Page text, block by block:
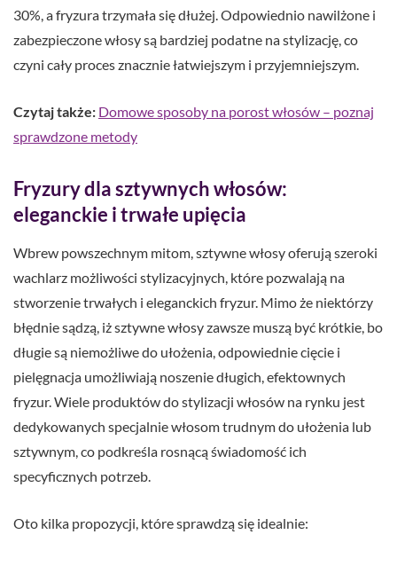
30%, a fryzura trzymała się dłużej. Odpowiednio nawilżone i
zabezpieczone włosy są bardziej podatne na stylizację, co
czyni cały proces znacznie łatwiejszym i przyjemniejszym.
Czytaj także: Domowe sposoby na porost włosów – poznaj
sprawdzone metody
Fryzury dla sztywnych włosów:
eleganckie i trwałe upięcia
Wbrew powszechnym mitom, sztywne włosy oferują szeroki
wachlarz możliwości stylizacyjnych, które pozwalają na
stworzenie trwałych i eleganckich fryzur. Mimo że niektórzy
błędnie sądzą, iż sztywne włosy zawsze muszą być krótkie, bo
długie są niemożliwe do ułożenia, odpowiednie cięcie i
pielęgnacja umożliwiają noszenie długich, efektownych
fryzur. Wiele produktów do stylizacji włosów na rynku jest
dedykowanych specjalnie włosom trudnym do ułożenia lub
sztywnym, co podkreśla rosnącą świadomość ich
specyficznych potrzeb.
Oto kilka propozycji, które sprawdzą się idealnie: